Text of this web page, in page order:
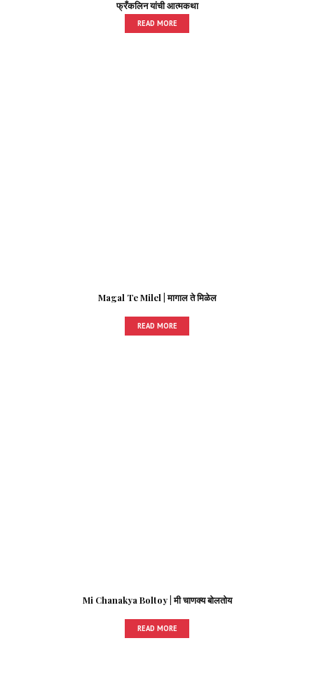
फ्रँकलिन यांची आत्मकथा
READ MORE
Magal Te Milel | मागाल ते मिळेल
READ MORE
Mi Chanakya Boltoy | मी चाणक्य बोलतोय
READ MORE